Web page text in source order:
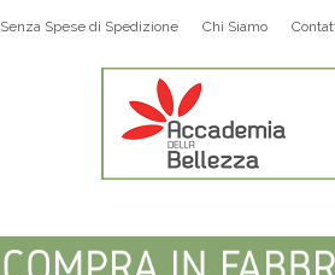
Senza Spese di Spedizione Chi Siamo